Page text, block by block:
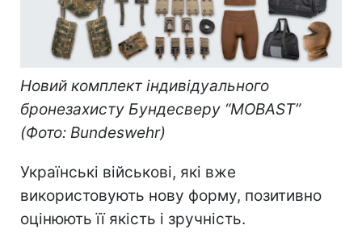
Новий комплект індивідуального
бронезахисту Бундесверу “MOBAST”
(Фото: Bundeswehr)
Українські військові, які вже
використовують нову форму, позитивно
оцінюють її якість і зручність.